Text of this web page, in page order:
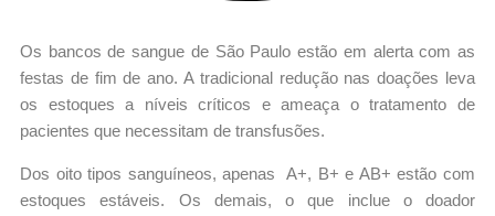
Os bancos de sangue de São Paulo estão em alerta com as
festas de fim de ano. A tradicional redução nas doações leva
os estoques a níveis críticos e ameaça o tratamento de
pacientes que necessitam de transfusões.
Dos oito tipos sanguíneos, apenas A+, B+ e AB+ estão com
estoques estáveis. Os demais, o que inclue o doador